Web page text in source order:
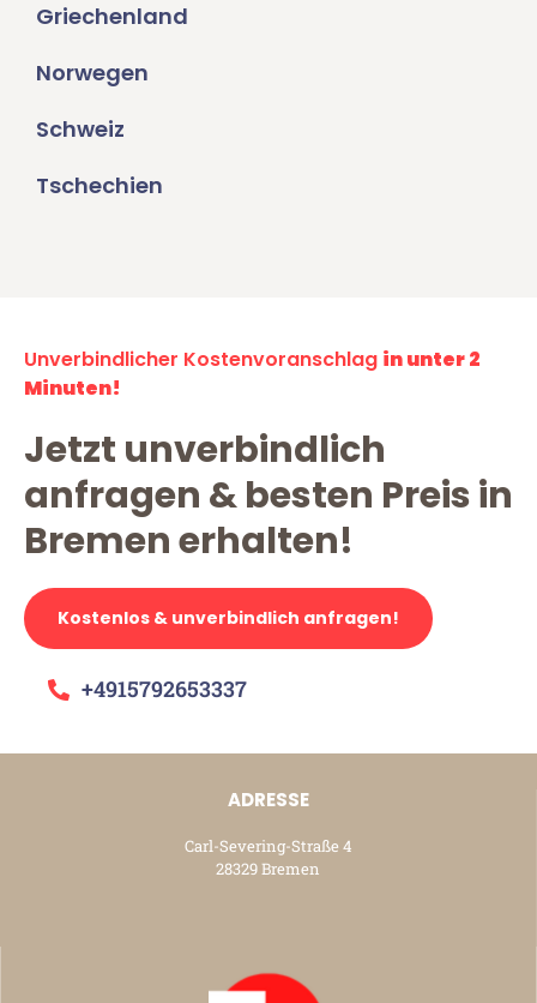
Griechenland
Norwegen
Schweiz
Tschechien
Unverbindlicher Kostenvoranschlag in unter 2
Minuten!
Jetzt unverbindlich
anfragen & besten Preis in
Bremen erhalten!
Kostenlos & unverbindlich anfragen!
+4915792653337
ADRESSE
Carl-Severing-Straße 4
28329 Bremen